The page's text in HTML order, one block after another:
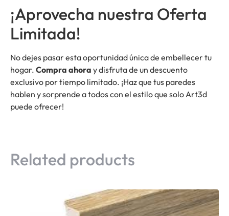
¡Aprovecha nuestra Oferta
Limitada!
No dejes pasar esta oportunidad única de embellecer tu
hogar. Compra ahora y disfruta de un descuento
exclusivo por tiempo limitado. ¡Haz que tus paredes
hablen y sorprende a todos con el estilo que solo Art3d
puede ofrecer!
Related products